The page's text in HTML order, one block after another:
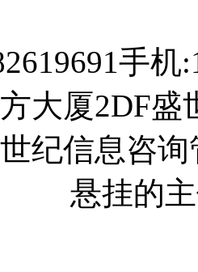
手机
大厦2DF盛
纪信息咨
悬挂的